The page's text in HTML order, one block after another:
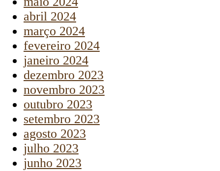
abril 2024
março 2024
fevereiro 2024
janeiro 2024
dezembro 2023
novembro 2023
outubro 2023
setembro 2023
agosto 2023
julho 2023
junho 2023